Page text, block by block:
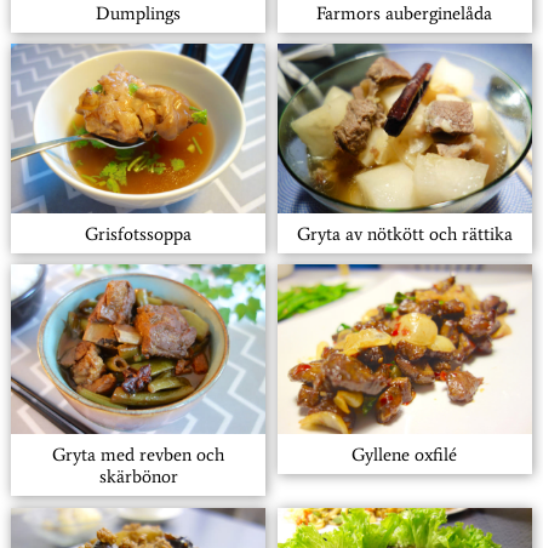
Dumplings Farmors auberginelåda
Grisfotssoppa Gryta av nötkött och rättika
Gryta med revben och
skärbönor
Gyllene oxfilé